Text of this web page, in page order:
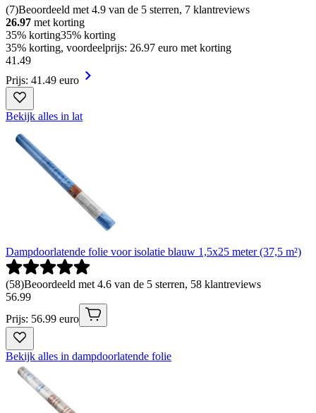
(7)Beoordeeld met 4.9 van de 5 sterren, 7 klantreviews
26.97 met korting
35% korting35% korting
35% korting, voordeelprijs: 26.97 euro met korting
41 .49
Prijs: 41.49 euro
Bekijk alles in lat
Dampdoorlatende folie voor isolatie blauw 1,5x25 meter (37,5 m²)
(58)Beoordeeld met 4.6 van de 5 sterren, 58 klantreviews
56.99
Prijs: 56.99 euro
Bekijk alles in dampdoorlatende folie